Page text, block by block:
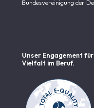
Bundesvereinigung der
Unser Engagement
Vielfalt im Beruf.